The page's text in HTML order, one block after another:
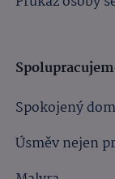
Spokojený
Úsměv nejen